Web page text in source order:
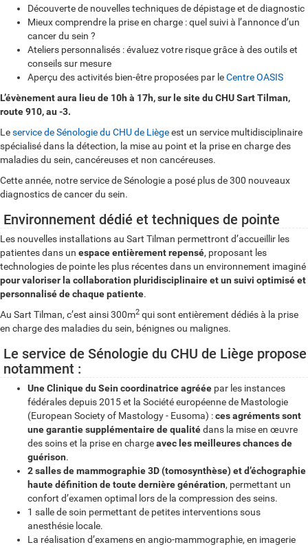
Découverte de nouvelles techniques de dépistage et de diagnostic
Mieux comprendre la prise en charge : quel suivi à l’annonce d’un
cancer du sein ?
Ateliers personnalisés : évaluez votre risque grâce à des outils et
conseils sur mesure
Aperçu des activités bien-être proposées par leCentre OASIS
L’évènement aura lieu de 10h à 17h, sur le site du CHU Sart Tilman,
route 910, au -3.
Leservice de Sénologie du CHU de Liègeest un service multidisciplinaire
spécialisé dans la détection, la mise au point et la prise en charge des
maladies du sein, cancéreuses et non cancéreuses.
Cette année, notre service de Sénologie a posé plus de 300 nouveaux
diagnostics de cancer du sein.
Environnement dédié et techniques de pointe
Les nouvelles installations au Sart Tilman permettront d’accueillir les
patientes dans un espace entièrement repensé, proposant les
technologies de pointe les plus récentes dans un environnement imaginé
pour valoriser la collaboration pluridisciplinaire et un suivi optimisé et
personnalisé de chaque patiente.
Au Sart Tilman, c’est ainsi 300m2 qui sont entièrement dédiés à la prise
en charge des maladies du sein, bénignes ou malignes.
Le service de Sénologie du CHU de Liège propose
notamment :
Une Clinique du Sein coordinatrice agréée par les instances
fédérales depuis 2015 et la Société européenne de Mastologie
(European Society of Mastology - Eusoma) :ces agréments sont
une garantie supplémentaire de qualitédans la mise en œuvre
des soins et la prise en chargeavec les meilleures chances de
guérison.
2 salles de mammographie 3D (tomosynthèse) et d’échographie
haute définition de toute dernière génération, permettant un
confort d’examen optimal lors de la compression des seins.
1 salle de soin permettant de petites interventions sous
anesthésie locale.
La réalisation d’examens en angio-mammographie, en imagerie